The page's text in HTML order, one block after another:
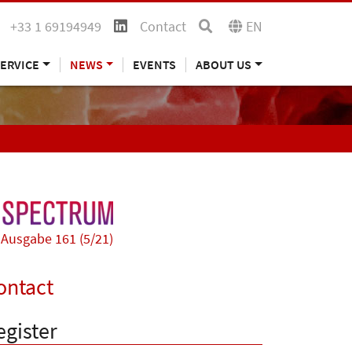
+33 1 69194949 Contact EN
NEWS EVENTS ABOUT US
Ausgabe 161 (5/21)